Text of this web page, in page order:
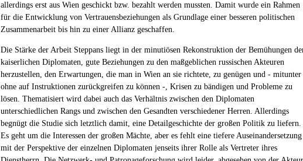
allerdings erst aus Wien geschickt bzw. bezahlt werden mussten. Damit wurde ein Rahmen
für die Entwicklung von Vertrauensbeziehungen als Grundlage einer besseren politischen
Zusammenarbeit bis hin zu einer Allianz geschaffen.
Die Stärke der Arbeit Steppans liegt in der minutiösen Rekonstruktion der Bemühungen
kaiserlichen Diplomaten, gute Beziehungen zu den maßgeblichen russischen Akteuren
herzustellen, den Erwartungen, die man in Wien an sie richtete, zu genügen und - mitunter
ohne auf Instruktionen zurückgreifen zu können -, Krisen zu bändigen und Probleme zu
lösen. Thematisiert wird dabei auch das Verhältnis zwischen den Diplomaten
unterschiedlichen Rangs und zwischen den Gesandten verschiedener Herren. Allerdings
begnügt die Studie sich letztlich damit, eine Detailgeschichte der großen Politik zu liefern.
Es geht um die Interessen der großen Mächte, aber es fehlt eine tiefere Auseinandersetzung
mit der Perspektive der einzelnen Diplomaten jenseits ihrer Rolle als Vertreter ihres